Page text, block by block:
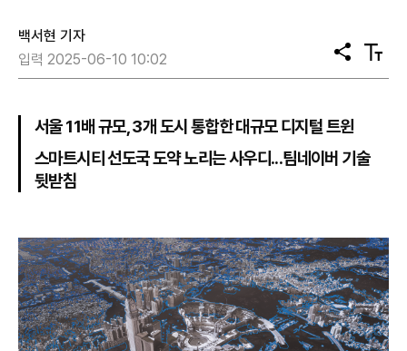
백서현 기자
입력 2025-06-10 10:02
공
유
텍
스
서울 11배 규모, 3개 도시 통합한 대규모 디지털 트윈
스마트시티 선도국 도약 노리는 사우디...팀네이버 기술
뒷받침